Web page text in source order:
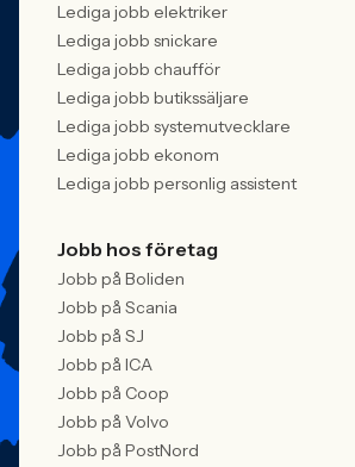
Lediga jobb elektriker
Lediga jobb snickare
Lediga jobb chaufför
Lediga jobb butikssäljare
Lediga jobb systemutvecklare
Lediga jobb ekonom
Lediga jobb personlig assistent
Jobb hos företag
Jobb på Boliden
Jobb på Scania
Jobb på SJ
Jobb på ICA
Jobb på Coop
Jobb på Volvo
Jobb på PostNord